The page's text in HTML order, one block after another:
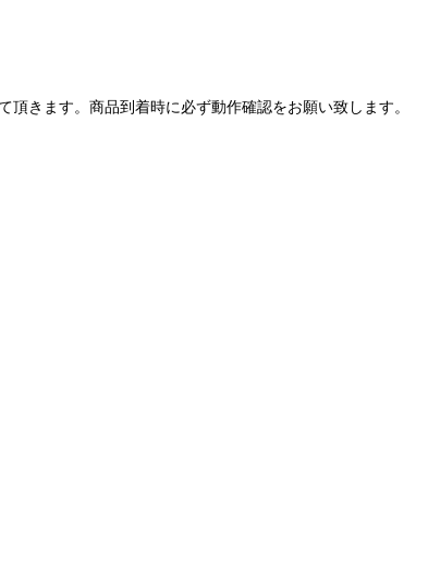
きます。商品到着時に必ず動作確認をお願い致します。